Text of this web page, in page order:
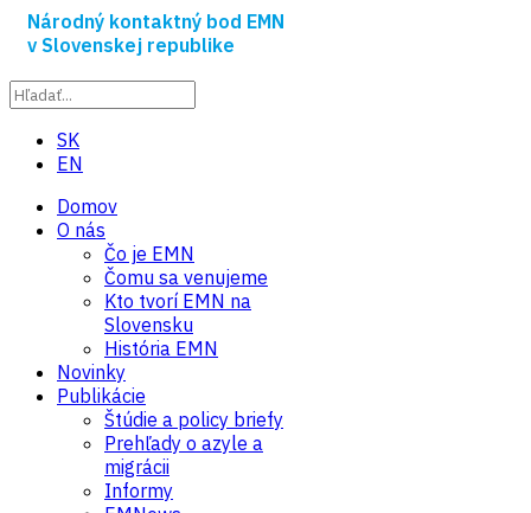
Národný kontaktný bod EMN
v Slovenskej republike
SK
EN
Domov
O nás
Čo je EMN
Čomu sa venujeme
Kto tvorí EMN na
Slovensku
História EMN
Novinky
Publikácie
Štúdie a policy briefy
Prehľady o azyle a
migrácii
Informy